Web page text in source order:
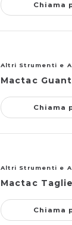
Chiama
Altri Strumenti e
Mactac
Chiama
Altri Strumenti e
Mactac
Chiama